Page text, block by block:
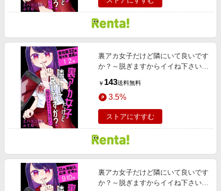
裏アカ女子だけど隣にいて良いです
か？～脱ぎますからイイね下さい～
真編 第1・2話
￥ 143送料無料
3.5%
ストアにすすむ
裏アカ女子だけど隣にいて良いです
か？～脱ぎますからイイね下さい～